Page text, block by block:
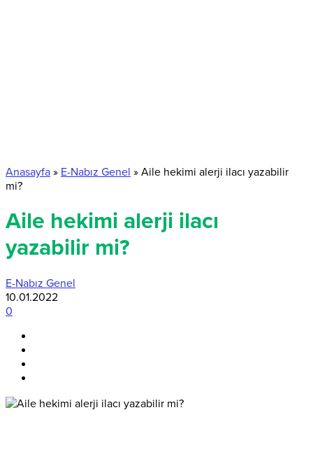
Anasayfa » E-Nabız Genel » Aile hekimi alerji ilacı yazabilir
mi?
Aile hekimi alerji ilacı
yazabilir mi?
E-Nabız Genel
10.01.2022
0